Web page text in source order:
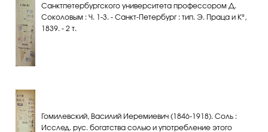
Санктпетербургского университета профессором Д.
Соколовым : Ч. 1-3. - Санкт-Петербург : тип. Э. Праца и К°,
1839. - 2 т.
Гомилевский, Василий Иеремиевич (1846-1918). Соль :
Исслед. рус. богатства солью и употребление этого